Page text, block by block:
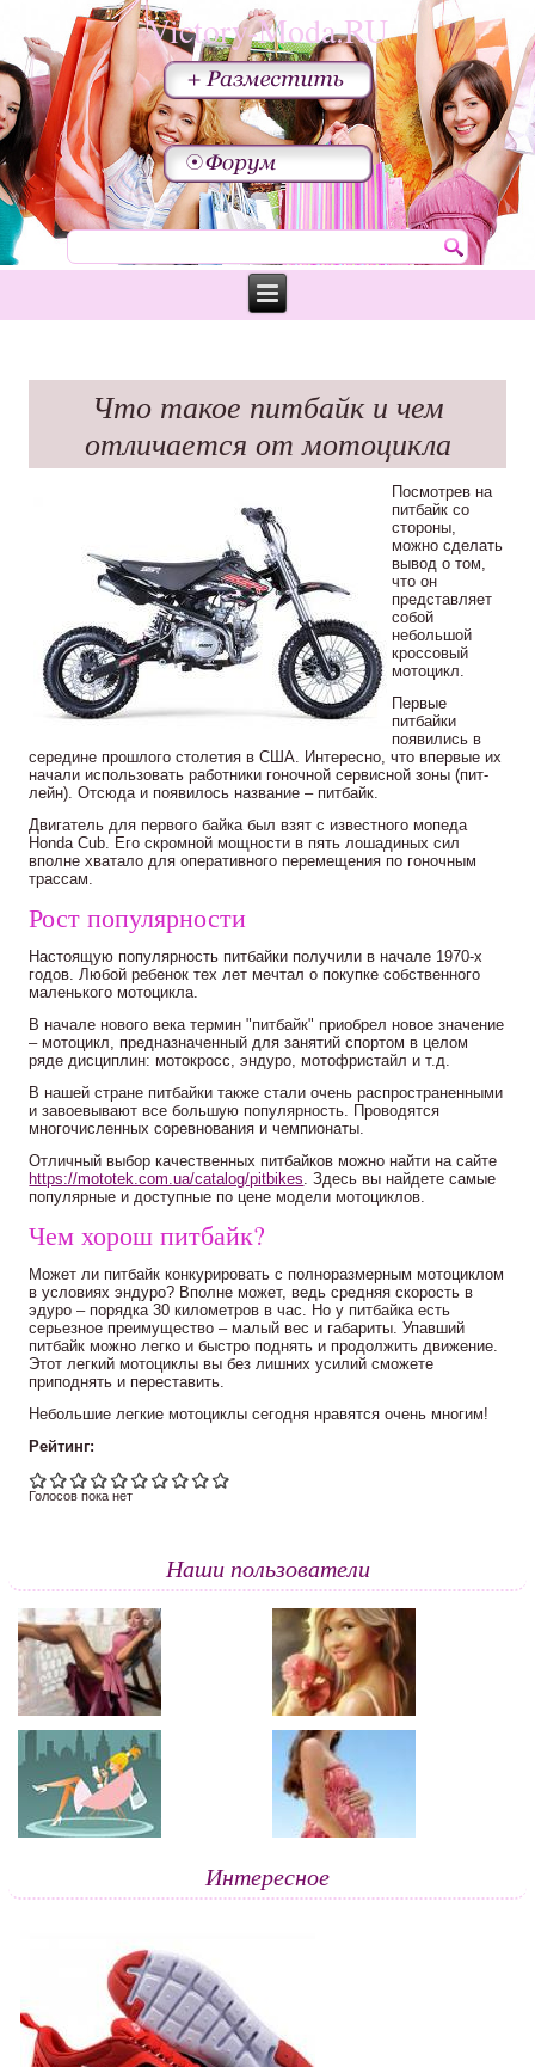
Victory-Moda.RU
Что такое питбайк и чем
отличается от мотоцикла
Посмотрев на
питбайк со
стороны,
можно сделать
вывод о том,
что он
представляет
собой
небольшой
кроссовый
мотоцикл.
Первые
питбайки
появились в
середине прошлого столетия в США. Интересно, что впервые их
начали использовать работники гоночной сервисной зоны (пит-
лейн). Отсюда и появилось название – питбайк.
Двигатель для первого байка был взят с известного мопеда
Honda Cub. Его скромной мощности в пять лошадиных сил
вполне хватало для оперативного перемещения по гоночным
трассам.
Рост популярности
Настоящую популярность питбайки получили в начале 1970-х
годов. Любой ребенок тех лет мечтал о покупке собственного
маленького мотоцикла.
В начале нового века термин "питбайк" приобрел новое значение
– мотоцикл, предназначенный для занятий спортом в целом
ряде дисциплин: мотокросс, эндуро, мотофристайл и т.д.
В нашей стране питбайки также стали очень распространенными
и завоевывают все большую популярность. Проводятся
многочисленных соревнования и чемпионаты.
Отличный выбор качественных питбайков можно найти на сайте
https://mototek.com.ua/catalog/pitbikes. Здесь вы найдете самые
популярные и доступные по цене модели мотоциклов.
Чем хорош питбайк?
Может ли питбайк конкурировать с полноразмерным мотоциклом
в условиях эндуро? Вполне может, ведь средняя скорость в
эдуро – порядка 30 километров в час. Но у питбайка есть
серьезное преимущество – малый вес и габариты. Упавший
питбайк можно легко и быстро поднять и продолжить движение.
Этот легкий мотоциклы вы без лишних усилий сможете
приподнять и переставить.
Небольшие легкие мотоциклы сегодня нравятся очень многим!
Рейтинг:
Голосов пока нет
Наши пользователи
Интересное